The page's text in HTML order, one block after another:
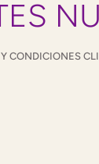
CONDICIONES